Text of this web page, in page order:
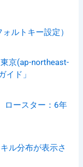
ルトキー設定）
京(ap-northeast-
イド」
ロースター：6年
ル分布が表示さ